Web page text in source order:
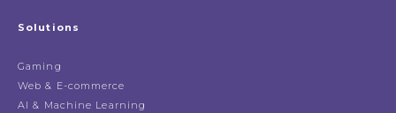
Solutions
Gaming
Web & E-commerce
AI & Machine Learning